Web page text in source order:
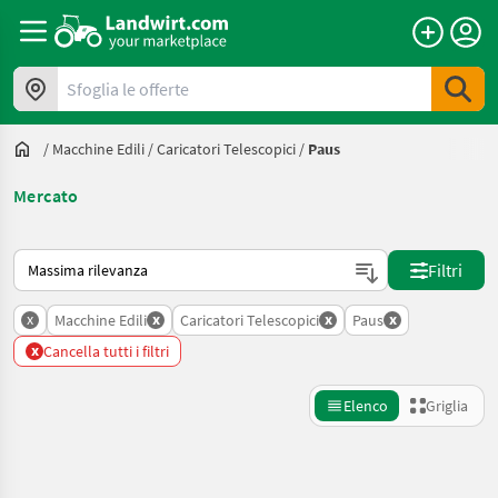
Sfoglia le offerte
/ Macchine Edili /Caricatori Telescopici / Paus
Mercato
Ecco come viene ordinato su Landwirt.com
Filtri
x Macchine Edili x Caricatori Telescopici x Paus x
x Cancella tutti i filtri
Elenco Griglia